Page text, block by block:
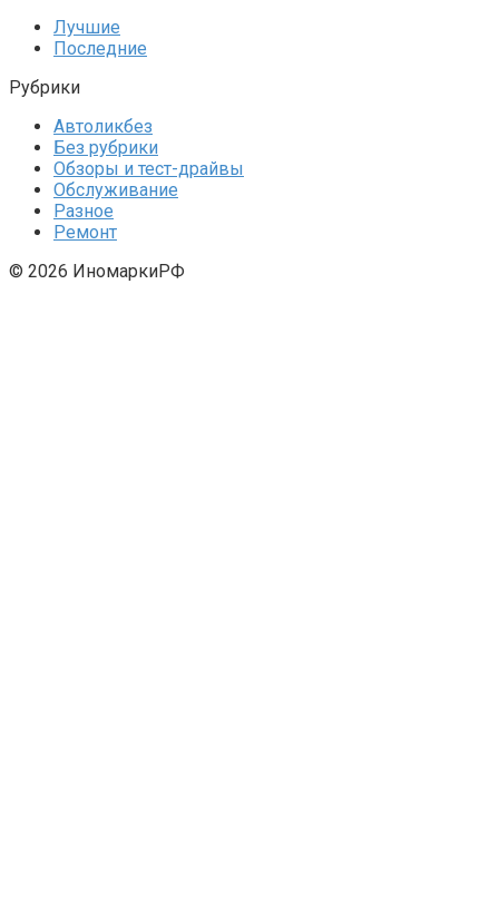
Лучшие
Последние
Рубрики
Автоликбез
Без рубрики
Обзоры и тест-драйвы
Обслуживание
Разное
Ремонт
© 2026 ИномаркиРФ